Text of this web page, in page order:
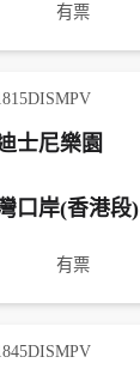
有票
士尼樂園
口岸(香港段)
有票